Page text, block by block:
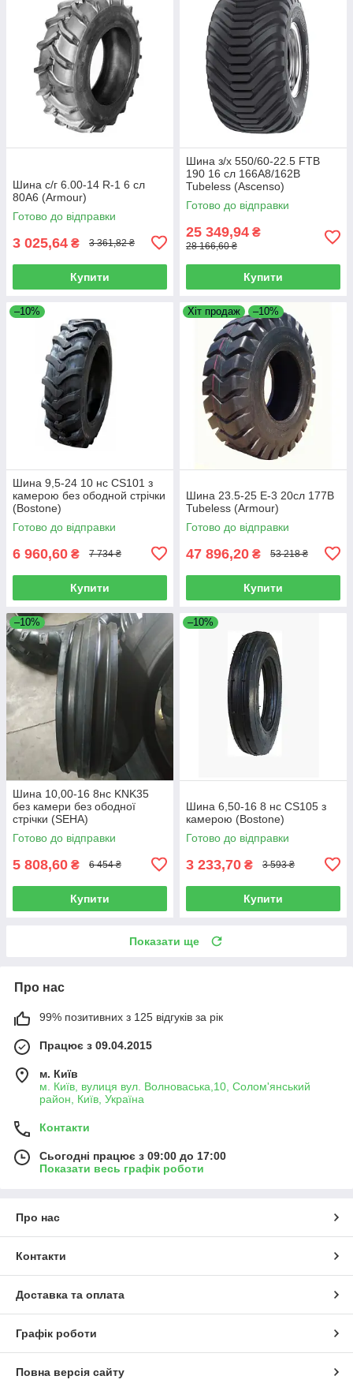
Шина с/г 6.00-14 R-1 6 сл
80A6 (Armour)
Готово до відправки
3 025,64 ₴ 3 361,82 ₴
Купити
Шина з/х 550/60-22.5 FTB
190 16 сл 166A8/162B
Tubeless (Ascenso)
Готово до відправки
25 349,94 ₴
28 166,60 ₴
Купити
–10%
Шина 9,5-24 10 нс CS101 з
камерою без ободной стрічки
(Bostone)
Готово до відправки
6 960,60 ₴ 7 734 ₴
Купити
Хіт продаж –10%
Шина 23.5-25 E-3 20сл 177B
Tubeless (Armour)
Готово до відправки
47 896,20 ₴ 53 218 ₴
Купити
–10%
Шина 10,00-16 8нс KNK35
без камери без ободної
стрічки (SEHA)
Готово до відправки
5 808,60 ₴ 6 454 ₴
Купити
–10%
Шина 6,50-16 8 нс CS105 з
камерою (Bostone)
Готово до відправки
3 233,70 ₴ 3 593 ₴
Купити
Показати ще
Про нас
99% позитивних з 125 відгуків за рік
Працює з 09.04.2015
м. Київ
м. Київ, вулиця вул. Волноваська,10, Солом'янський
район, Київ, Україна
Контакти
Сьогодні працює з 09:00 до 17:00
Показати весь графік роботи
Про нас
Контакти
Доставка та оплата
Графік роботи
Повна версія сайту